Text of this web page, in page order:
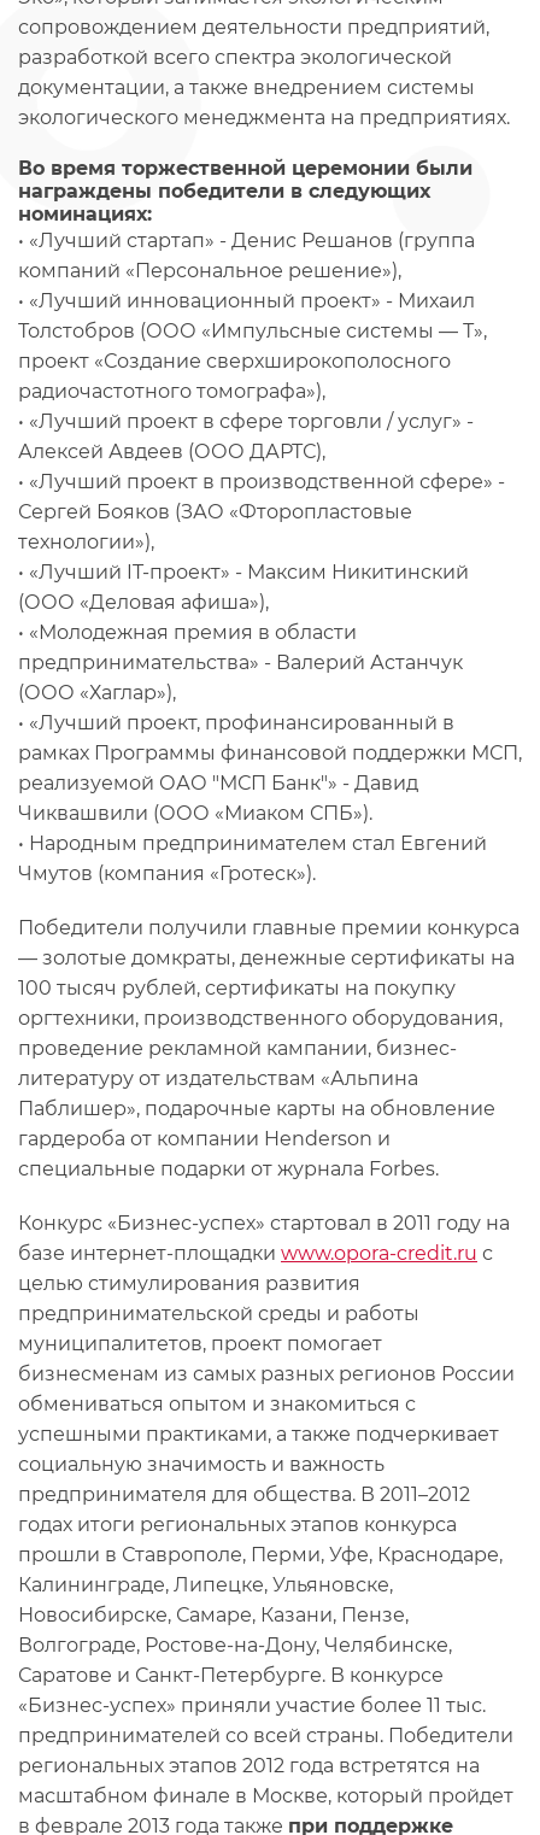
сопровождением деятельности предприятий,
разработкой всего спектра экологической
документации, а также внедрением системы
экологического менеджмента на предприятиях.
Во время торжественной церемонии были
награждены победители в следующих
номинациях:
• «Лучший стартап» - Денис Решанов (группа
компаний «Персональное решение»),
• «Лучший инновационный проект» - Михаил
Толстобров (ООО «Импульсные системы — Т»,
проект «Создание сверхширокополосного
радиочастотного томографа»),
• «Лучший проект в сфере торговли / услуг» -
Алексей Авдеев (ООО ДАРТС),
• «Лучший проект в производственной сфере» -
Сергей Бояков (ЗАО «Фторопластовые
технологии»),
• «Лучший IT-проект» - Максим Никитинский
(ООО «Деловая афиша»),
• «Молодежная премия в области
предпринимательства» - Валерий Астанчук
(ООО «Хаглар»),
• «Лучший проект, профинансированный в
рамках Программы финансовой поддержки МСП,
реализуемой ОАО "МСП Банк"» - Давид
Чиквашвили (ООО «Миаком СПБ»).
• Народным предпринимателем стал Евгений
Чмутов (компания «Гротеск»).
Победители получили главные премии конкурса
— золотые домкраты, денежные сертификаты на
100 тысяч рублей, сертификаты на покупку
оргтехники, производственного оборудования,
проведение рекламной кампании, бизнес-
литературу от издательствам «Альпина
Паблишер», подарочные карты на обновление
гардероба от компании Henderson и
специальные подарки от журнала Forbes.
Конкурс «Бизнес-успех» стартовал в 2011 году на
базе интернет-площадки www.opora-credit.ru с
целью стимулирования развития
предпринимательской среды и работы
муниципалитетов, проект помогает
бизнесменам из самых разных регионов России
обмениваться опытом и знакомиться с
успешными практиками, а также подчеркивает
социальную значимость и важность
предпринимателя для общества. В 2011–2012
годах итоги региональных этапов конкурса
прошли в Ставрополе, Перми, Уфе, Краснодаре,
Калининграде, Липецке, Ульяновске,
Новосибирске, Самаре, Казани, Пензе,
Волгограде, Ростове-на-Дону, Челябинске,
Саратове и Санкт-Петербурге. В конкурсе
«Бизнес-успех» приняли участие более 11 тыс.
предпринимателей со всей страны. Победители
региональных этапов 2012 года встретятся на
масштабном финале в Москве, который пройдет
в феврале 2013 года также при поддержке